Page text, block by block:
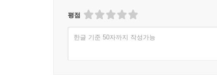
평점
한글 기준 50자까지 작성가능